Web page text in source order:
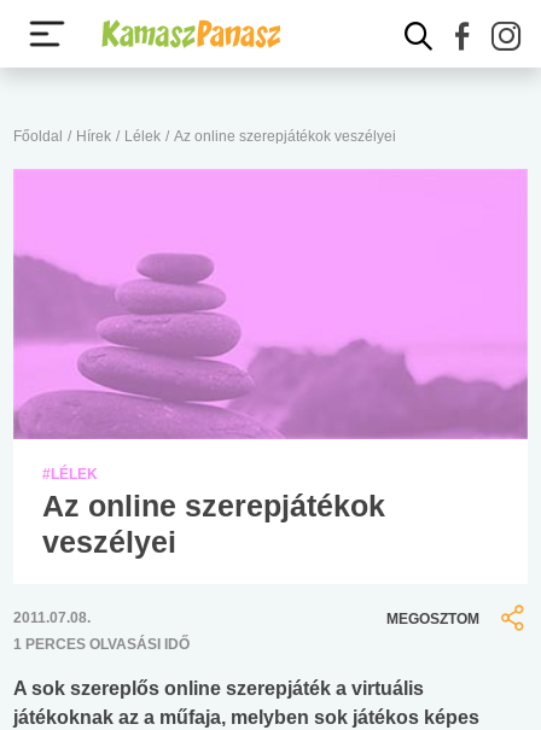
Főoldal / Hírek / Lélek / Az online szerepjátékok veszélyei
#LÉLEK
Az online szerepjátékok
veszélyei
2011.07.08.
1 PERCES OLVASÁSI IDŐ
MEGOSZTOM
A sok szereplős online szerepjáték a virtuális
játékoknak az a műfaja, melyben sok játékos képes